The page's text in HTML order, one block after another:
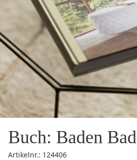
Buch: Baden
Artikelnr.: 124406